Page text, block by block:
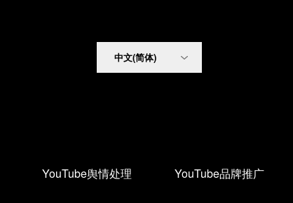
YouTube舆情处理 YouTube品牌推广